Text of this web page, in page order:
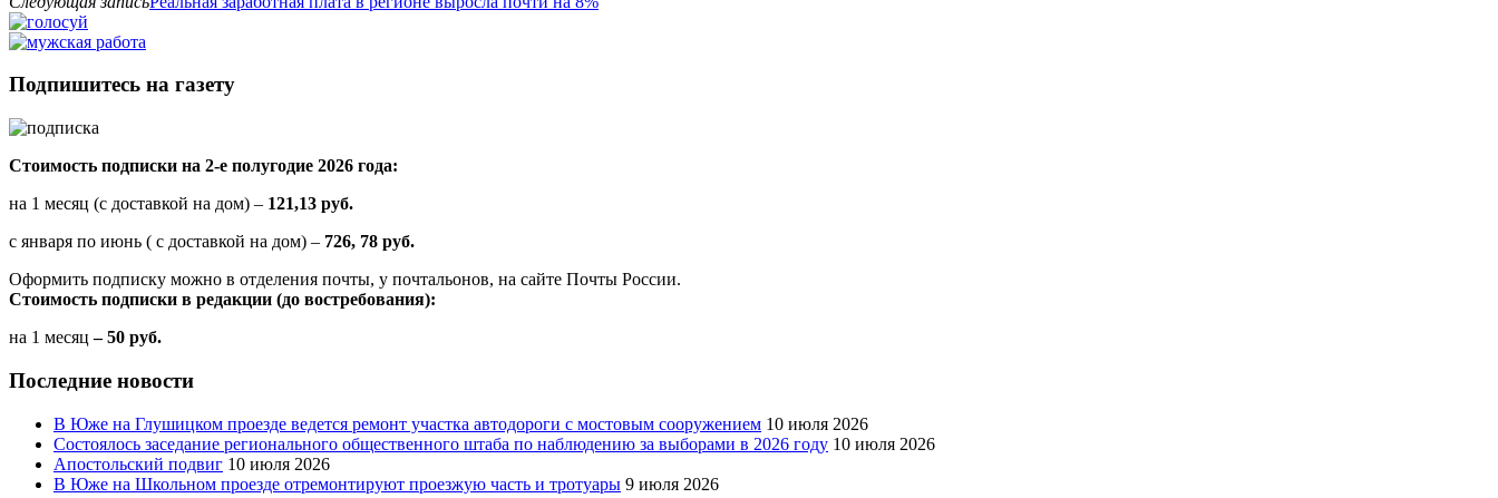
Подпишитесь на газету
Стоимость подписки на 2-е полугодие 2026 года:
на 1 месяц (с доставкой на дом) – 121,13 руб.
с января по июнь ( с доставкой на дом) – 726, 78 руб.
Оформить подписку можно в отделения почты, у почтальонов, на сайте Почты России.
Стоимость подписки в редакции (до востребования):
на 1 месяц – 50 руб.
Последние новости
В Юже на Глушицком проезде ведется ремонт участка автодороги с мостовым сооружением 10 июля 2026
Состоялось заседание регионального общественного штаба по наблюдению за выборами в 2026 году 10 июля 2026
Апостольский подвиг 10 июля 2026
В Юже на Школьном проезде отремонтируют проезжую часть и тротуары 9 июля 2026